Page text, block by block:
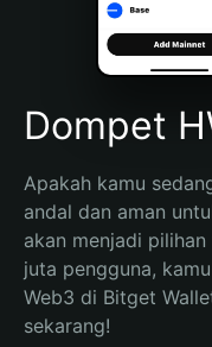
Português (Brasil)
Español (Argentina)
Dompet
Apakah kamu
andal dan aman
akan menjadi
juta pengguna,
Web3 di Bitget
sekarang!